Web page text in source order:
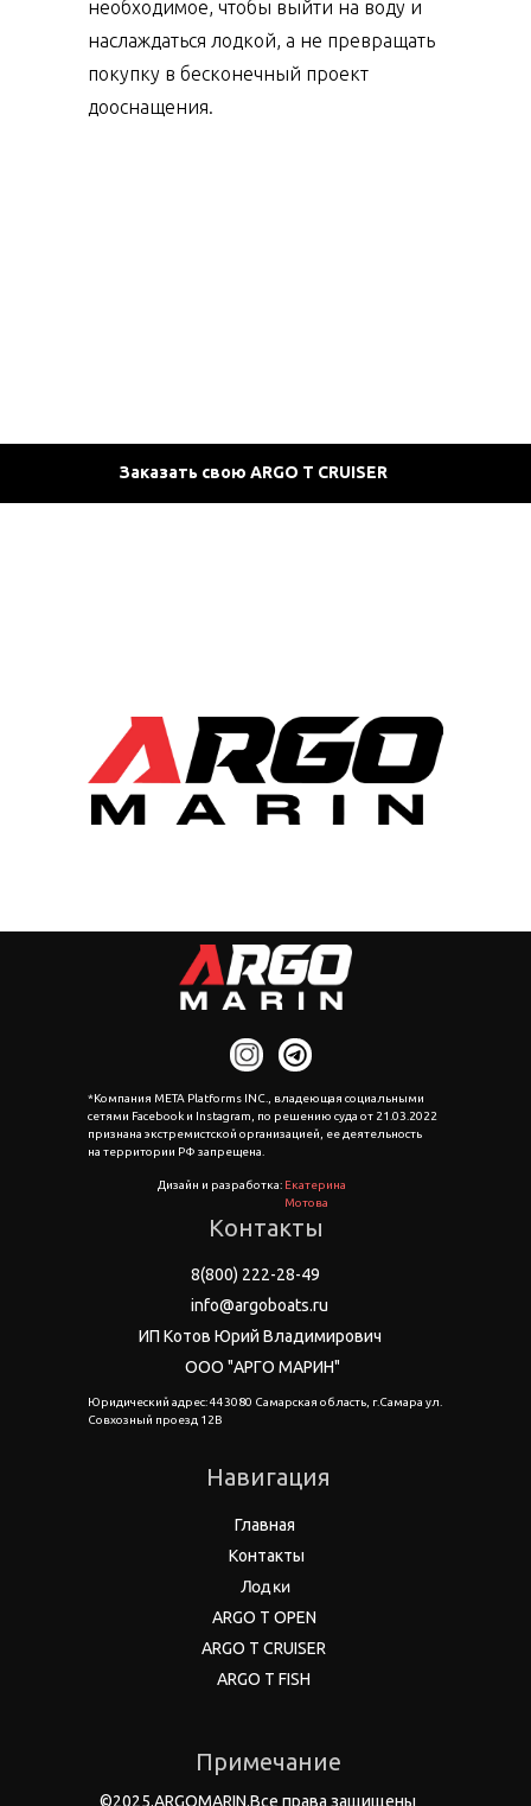
необходимое, чтобы выйти на воду и
наслаждаться лодкой, а не превращать
покупку в бесконечный проект
дооснащения.
Заказать свою ARGO T CRUISER
Екатерина
Мотова
Дизайн и разработка:
*Компания META Platforms INC., владеющая социальными
сетями Facebook и Instagram, по решению суда от 21.03.2022
признана экстремистской организацией, ее деятельность
на территории РФ запрещена.
Примечание
Навигация
Контакты
Юридический адрес: 443080 Самарская область, г.Самара ул.
Совхозный проезд 12В
ООО "АРГО МАРИН"
ИП Котов Юрий Владимирович
info@argoboats.ru
8(800) 222-28-49
©2025.ARGOMARIN.Все права защищены
ARGO T FISH
ARGO T CRUISER
ARGO T OPEN
Лодки
Контакты
Главная